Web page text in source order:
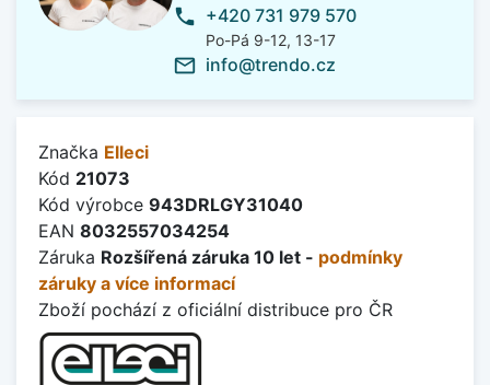
phone +420 731 979 570
Po-Pá 9-12, 13-17
mail_outline info@trendo.cz
Značka Elleci
Kód 21073
Kód výrobce 943DRLGY31040
EAN 8032557034254
Záruka Rozšířená záruka 10 let - podmínky
záruky a více informací
Zboží pochází z oficiální distribuce pro ČR